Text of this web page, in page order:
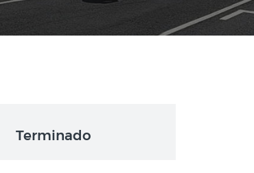
Terminado